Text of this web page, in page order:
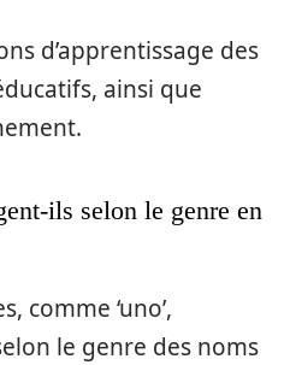
d’apprentissage des
ainsi que
ils selon le genre en
comme ‘uno’,
le genre des noms